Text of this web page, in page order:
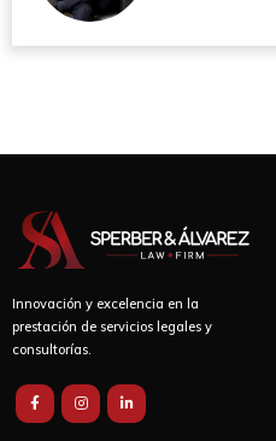
Innovación y excelencia en la
prestación de servicios legales y
consultorías.